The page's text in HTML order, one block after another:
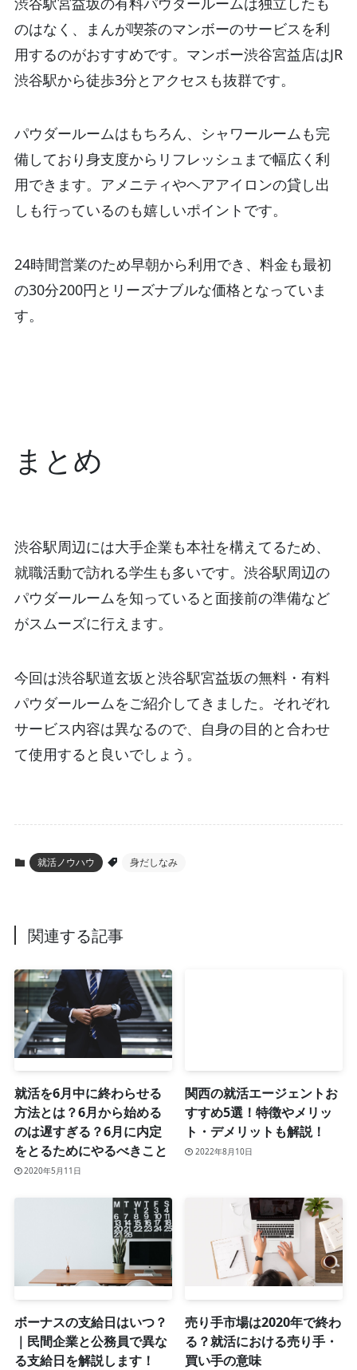
のはなく、まんが喫茶のマンボーのサービスを利
用するのがおすすめです。マンボー渋谷宮益店はJR
渋谷駅から徒歩3分とアクセスも抜群です。
パウダールームはもちろん、シャワールームも完
備しており身支度からリフレッシュまで幅広く利
用できます。アメニティやヘアアイロンの貸し出
しも行っているのも嬉しいポイントです。
24時間営業のため早朝から利用でき、料金も最初
の30分200円とリーズナブルな価格となっていま
す。
まとめ
渋谷駅周辺には大手企業も本社を構えてるため、
就職活動で訪れる学生も多いです。渋谷駅周辺の
パウダールームを知っていると面接前の準備など
がスムーズに行えます。
今回は渋谷駅道玄坂と渋谷駅宮益坂の無料・有料
パウダールームをご紹介してきました。それぞれ
サービス内容は異なるので、自身の目的と合わせ
て使用すると良いでしょう。
就活ノウハウ 身だしなみ
関連する記事
就活を6月中に終わらせる
方法とは？6月から始める
のは遅すぎる？6月に内定
をとるためにやるべきこと
2020年5月11日
関西の就活エージェントお
すすめ5選！特徴やメリッ
ト・デメリットも解説！
2022年8月10日
ボーナスの支給日はいつ？
｜民間企業と公務員で異な
る支給日を解説します！
売り手市場は2020年で終わ
る？就活における売り手・
買い手の意味